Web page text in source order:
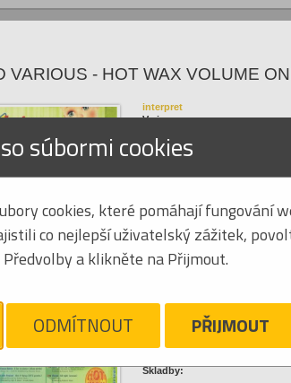
VARIOUS - HOT WAX VOLUME
Kliknite pre zväčšenie
interpret
Various
názov
Hot Wax Volume One
EAN
3,86 €
Strážny pes
Skladby:
súbormi cookies
cookies, které pomáhají fungování
co nejlepší uživatelský zážitek,
a klikněte na Přijmout.
ODMÍTNOUT PŘIJMOUT